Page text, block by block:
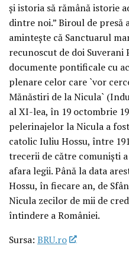
şi istoria să rămână istorie
dintre noi.” Biroul de presă
aminteşte că Sanctuarul
recunoscut de doi Suverani
documente pontificale cu
plenare celor care `vor
Mănăstiri de la Nicula`
al XI-lea, în 19 octombrie
pelerinajelor la Nicula a
catolic Iuliu Hossu, între
trecerii de către comunişti
afara legii. Până la data
Hossu, în fiecare an, de
Nicula zecilor de mii de
întindere a României.
Sursa: BRU.ro